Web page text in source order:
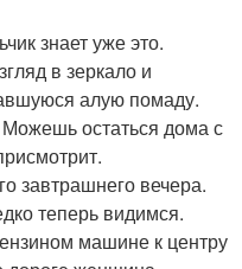
знает уже это.
в зеркало и
алую помаду.
остаться дома с
завтрашнего вечера.
теперь видимся.
машине к центру